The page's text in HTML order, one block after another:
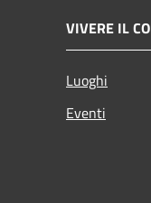
VIVERE IL
Luoghi
Eventi